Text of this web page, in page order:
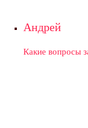
Андрей
Какие вопросы